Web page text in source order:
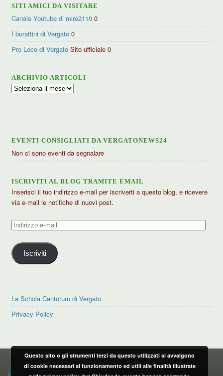
SITI AMICI DA VISITARE
Canale Youtube di mire2110 0
I burattini di Vergato 0
Pro Loco di Vergato Sito ufficiale 0
ARCHIVIO ARTICOLI
Archivio
EVENTI CONSIGLIATI DA VERGATONEWS24
Non ci sono eventi da segnalare
ISCRIVITI AL BLOG TRAMITE EMAIL
Inserisci il tuo indirizzo e-mail per iscriverti a questo blog, e ricevere
via e-mail le notifiche di nuovi post.
Indirizzo
mail
Iscriviti
La Schola Cantorum di Vergato
Privacy Policy
PRIVACY POLICY
privacy policy
Questo sito o gli strumenti terzi da questo utilizzati si avvalgono
di cookie necessari al funzionamento ed utili alle finalità illustrate